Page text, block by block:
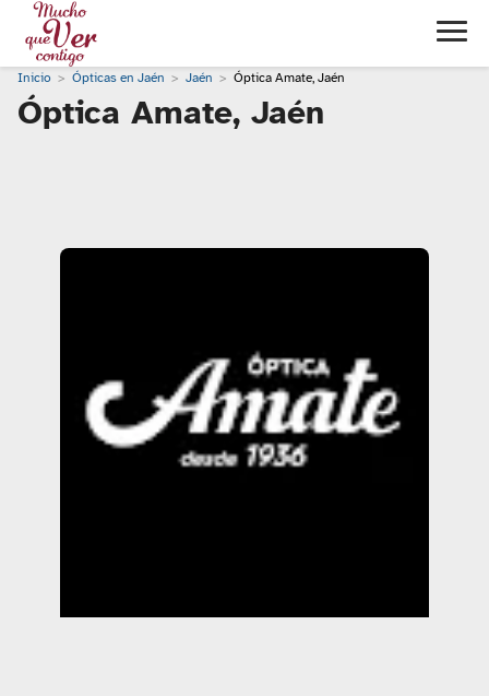
Inicio Ópticas en Jaén Jaén Óptica Amate, Jaén
Óptica Amate, Jaén